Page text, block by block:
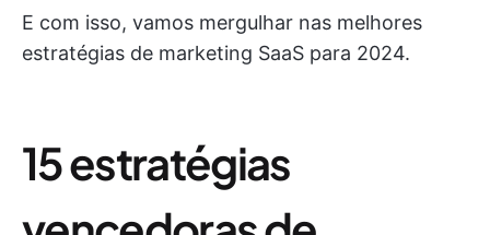
E com isso, vamos mergulhar nas melhores
estratégias de marketing SaaS para 2024.
15 estratégias